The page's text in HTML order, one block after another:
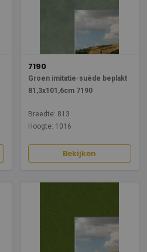
7190
Groen imitatie-suède beplakt
81,3x101,6cm 7190
Breedte: 813
Hoogte: 1016
Bekijken